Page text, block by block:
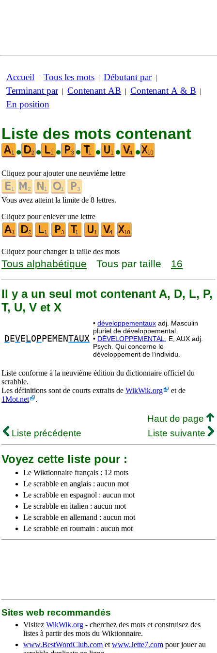
Accueil | Tous les mots | Débutant par|
Terminant par| Contenant AB | Contenant A & B |
En position
Liste des mots contenant
•
• • • • • •
Cliquez pour ajouter une neuvième lettre
Vous avez atteint la limite de 8 lettres.
Cliquez pour enlever une lettre
Cliquez pour changer la taille des mots
Tous alphabétique Tous par taille 16
Il y a un seul mot contenant A, D, L, P,
T, U, V et X
D EVE LO P PEMENTAUX
• développementaux adj. Masculin
pluriel de développemental.
• DÉVELOPPEMENTAL,
E, AUX adj.
Psych. Qui concerne le
développement de l’individu.
Liste conforme à la neuvième édition du dictionnaire officiel du
scrabble.
Les définitions sont de courts extraits de WikWik.org
et de
1Mot.net
.
Haut de page
Liste précédente
Liste suivante
Voyez cette liste pour :
Le Wiktionnaire français : 12 mots
Le scrabble en anglais : aucun mot
Le scrabble en espagnol : aucun mot
Le scrabble en italien : aucun mot
Le scrabble en allemand : aucun mot
Le scrabble en roumain : aucun mot
Sites web recommandés
Visitez WikWik.org - cherchez des mots et construisez des
listes à partir des mots du Wiktionnaire.
www.BestWordClub.com et www.Jette7.com pour jouer au